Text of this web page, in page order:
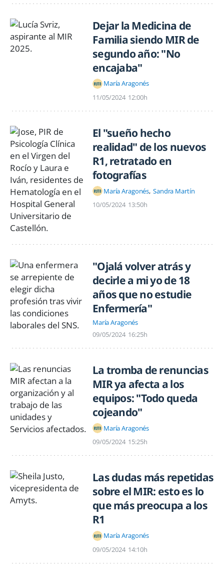
Dejar la Medicina de
Familia siendo MIR de
segundo año: "No
encajaba"
María Aragonés
11/05/2024 12:00h
El "sueño hecho
realidad" de los nuevos
R1, retratado en
fotografías
María Aragonés Sandra Martín
10/05/2024 13:50h
"Ojalá volver atrás y
decirle a mi yo de 18
años que no estudie
Enfermería"
María Aragonés
09/05/2024 16:25h
La tromba de renuncias
MIR ya afecta a los
equipos: "Todo queda
cojeando"
María Aragonés
09/05/2024 15:25h
Las dudas más repetidas
sobre el MIR: esto es lo
que más preocupa a los
R1
María Aragonés
09/05/2024 14:10h